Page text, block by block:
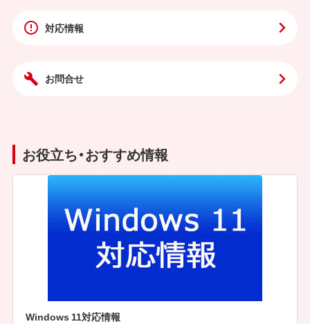
対応情報
お問合せ
お役立ち・おすすめ情報
Windows 11対応情報